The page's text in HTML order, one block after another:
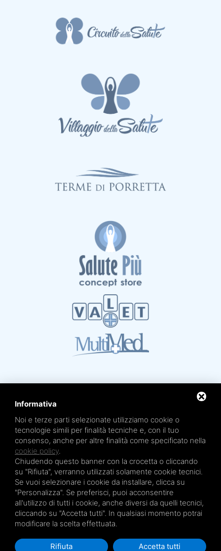
Mare Termale Bolognese e
Circuito della Salute +
sono un marchio diTRE EFFE s.r.l.
Sede legale e amministrativa: Via Irnerio 12/2 - 40126 Bologna - Tel/fax 051.4210046
Cod.Fisc e P.IVA 04045610377 - R.E.A. BO n. 334452 - R.I. BO n. 56601 - Cap. Soc.
€ 20.000,00 i.v.
Terme San Petronio - Antalgik - Bodi
Terme San Luca - Pluricenter
Terme Felsinee
Terme dell’Agriturismo - Villaggio della Salute Più
Terme Acquabios
Informativa
Noi e terze parti selezionate utilizziamo cookie o
tecnologie simili per finalità tecniche e, con il tuo
consenso, anche per altre finalità come specificato nella
cookie policy.
Chiudendo questo banner con la crocetta o cliccando
su "Rifiuta", verranno utilizzati solamente cookie tecnici.
Se vuoi selezionare i cookie da installare, clicca su
"Personalizza". Se preferisci, puoi acconsentire
all'utilizzo di tutti i cookie, anche diversi da quelli tecnici,
cliccando su "Accetta tutti". In qualsiasi momento potrai
modificare la scelta effettuata.
Rifiuta Accetta tutti